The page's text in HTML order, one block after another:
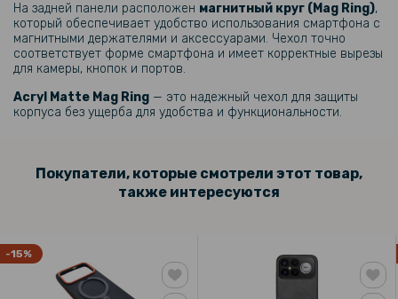
79 грн
99 грн
Защитное стекло Tempered Glass 0,3mm 2.5D для Poco F8 Ultra /
Redmi K90 Pro Max на заднюю камеру
Защитное стекло Privacy Full Screen 360 для Oneplus 15 с
поддержкой отсканирования отпечатка пальца
239 грн
Защитное стекло Full Screen для Xiaomi Poco F8 Ultra, Black
На задней панели расположен магнитный круг (Mag Ring),
который обеспечивает удобство использования смартфона с
магнитными держателями и аксессуарами. Чехол точно
соответствует форме смартфона и имеет корректные вырезы
для камеры, кнопок и портов.
Acryl Matte Mag Ring — это надежный чехол для защиты
корпуса без ущерба для удобства и функциональности.
Покупатели, которые смотрели этот товар,
также интересуются
-15%